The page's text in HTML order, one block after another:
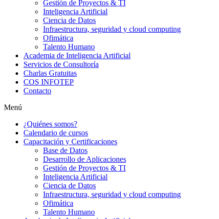
Gestión de Proyectos & TI
Inteligencia Artificial
Ciencia de Datos
Infraestructura, seguridad y cloud computing
Ofimática
Talento Humano
Academia de Inteligencia Artificial
Servicios de Consultoría
Charlas Gratuitas
COS INFOTEP
Contacto
Menú
¿Quiénes somos?
Calendario de cursos
Capacitación y Certificaciones
Base de Datos
Desarrollo de Aplicaciones
Gestión de Proyectos & TI
Inteligencia Artificial
Ciencia de Datos
Infraestructura, seguridad y cloud computing
Ofimática
Talento Humano